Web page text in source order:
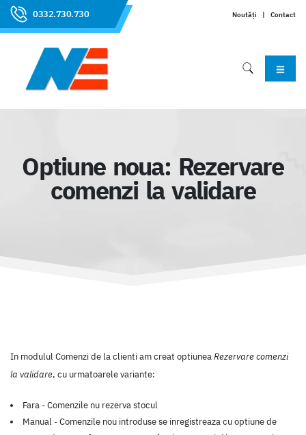
0332.730.730 Noutăți | Contact
Optiune noua: Rezervare
comenzi la validare
In modululComenzi de la clientiam creat optiuneaRezervare comenzi
la validare, cu urmatoarele variante:
Fara - Comenzile nu rezerva stocul
Manual - Comenzile nou introduse se inregistreaza cu optiune de